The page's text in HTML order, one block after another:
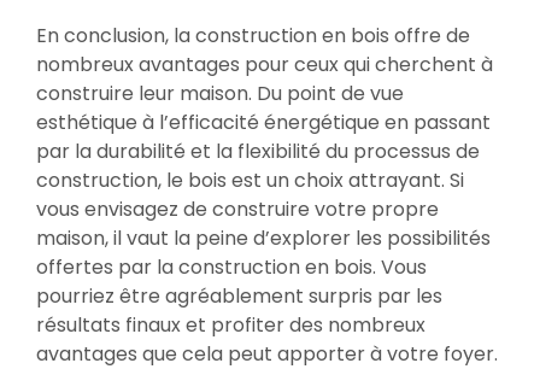
En conclusion, la construction en bois offre de
nombreux avantages pour ceux qui cherchent à
construire leur maison. Du point de vue
esthétique à l’efficacité énergétique en passant
par la durabilité et la flexibilité du processus de
construction, le bois est un choix attrayant. Si
vous envisagez de construire votre propre
maison, il vaut la peine d’explorer les possibilités
offertes par la construction en bois. Vous
pourriez être agréablement surpris par les
résultats finaux et profiter des nombreux
avantages que cela peut apporter à votre foyer.